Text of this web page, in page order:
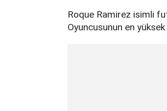
Roque Ramirez isimli
Oyuncusunun en